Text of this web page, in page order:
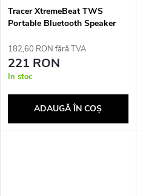
Tracer XtremeBeat TWS
Portable Bluetooth Speaker
182,60 RON fără TVA
221 RON
In stoc
ADAUGĂ ÎN COŞ